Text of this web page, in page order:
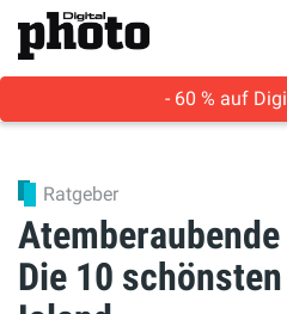
- 60 % auf
Ratgeber
Die 10